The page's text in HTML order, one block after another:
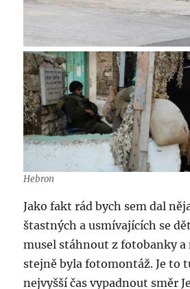
Hebron
Jako fakt rád bych sem dal
štastných a usmívajících se
musel stáhnout z fotobanky a
stejně byla fotomontáž. Je to
nejvyšší čas vypadnout směr